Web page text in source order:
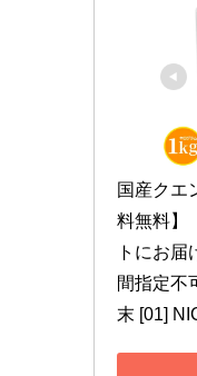
国産クエ
料無料】
トにお
間指定不
末 [01]